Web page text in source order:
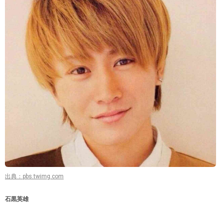
出典：pbs.twimg.com
石黒英雄